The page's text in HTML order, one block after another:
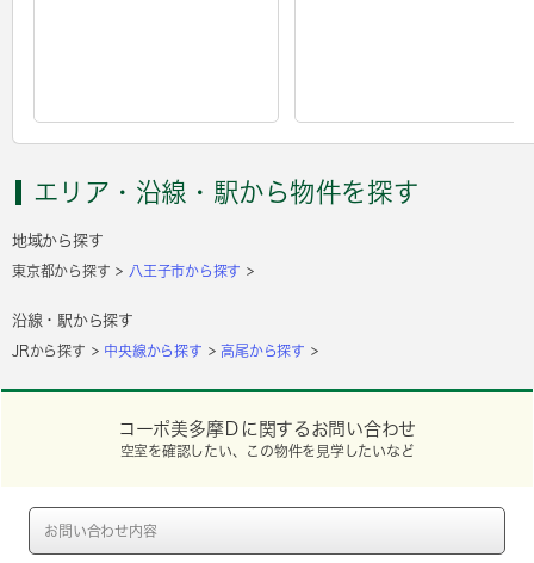
エリア・沿線・駅から物件を探す
地域から探す
東京都から探す 八王子市から探す
沿線・駅から探す
JRから探す 中央線から探す 高尾から探す
コーポ美多摩Ｄに関するお問い合わせ
空室を確認したい、この物件を見学したいなど